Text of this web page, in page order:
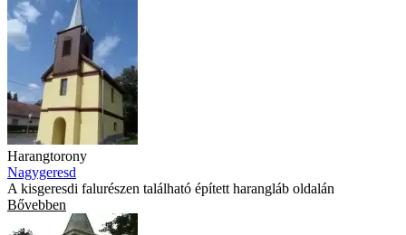
Harangtorony
Nagygeresd
A kisgeresdi falurészen található épített harangláb oldalán
Bővebben